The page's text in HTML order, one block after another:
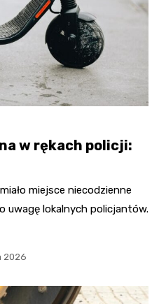
w rękach policji:
miejsce niecodzienne
uwagę lokalnych policjantów.
2026